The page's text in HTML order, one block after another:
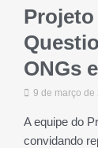
ONGs
9 de março de
A equipe do
convidando